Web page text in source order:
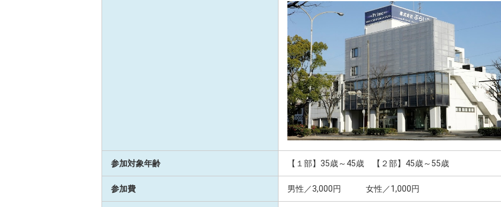
参加対象年齢 【１部】35歳～45歳 【２部】45歳～55歳
参加費 男性／3,000円 女性／1,000円